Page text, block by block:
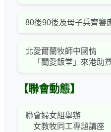
80後90後及母子兵齊響
北愛爾蘭牧師中國情
「關愛飯堂」來港助
【聯會動態】
聯會婦女組舉辦
女教牧同工專題講座